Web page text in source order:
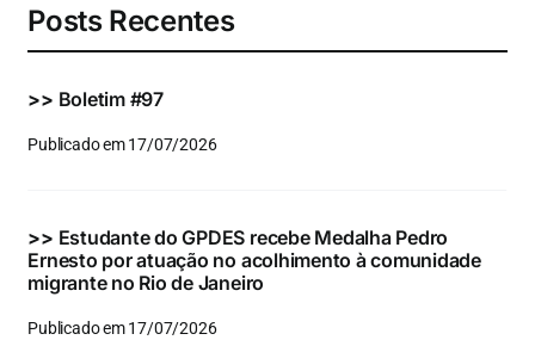
Eventos e Certificados
para:
Posts Recentes
>> Boletim #97
Publicado em 17/07/2026
>> Estudante do GPDES recebe Medalha Pedro
Ernesto por atuação no acolhimento à comunidade
migrante no Rio de Janeiro
Publicado em 17/07/2026